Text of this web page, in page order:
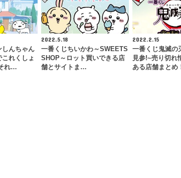
しんちゃん
これくしょ
れ…
2022.5.18
一番くじちいかわ～SWEETS
SHOP～ロット買いできる店
舗とサイトま…
2022.2.15
一番くじ鬼滅の
見参!~売り切れ
ある店舗まと